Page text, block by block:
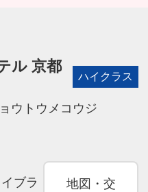
ル 京都
ハイクラス
ウトウメコウジ
ブラ
地図・交